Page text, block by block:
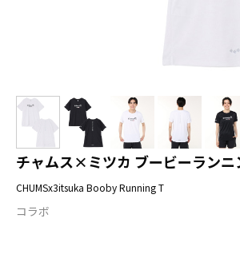
チャムス×ミツカ ブービーランニ
CHUMSx3itsuka Booby Running T
コラボ